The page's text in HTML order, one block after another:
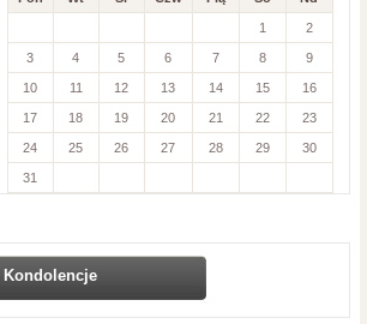
1 2
3 4 5 6 7 8 9
10 11 12 13 14 15 16
17 18 19 20 21 22 23
24 25 26 27 28 29 30
31
Kondolencje